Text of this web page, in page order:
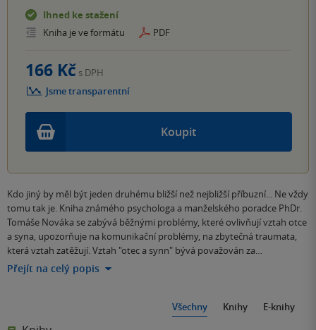
Ihned ke stažení
Kniha je ve formátu
PDF
Koupit
166 Kč s DPH
Jsme transparentní
Kdo jiný by měl být jeden druhému bližší než nejbližší příbuzní... Ne vždy
tomu tak je. Kniha známého psychologa a manželského poradce PhDr.
Tomáše Nováka se zabývá běžnými problémy, které ovlivňují vztah otce
a syna, upozorňuje na komunikační problémy, na zbytečná traumata,
která vztah zatěžují. Vztah "otec a synn" bývá považován za…
Přejít na celý popis
Všechny Knihy E-knihy